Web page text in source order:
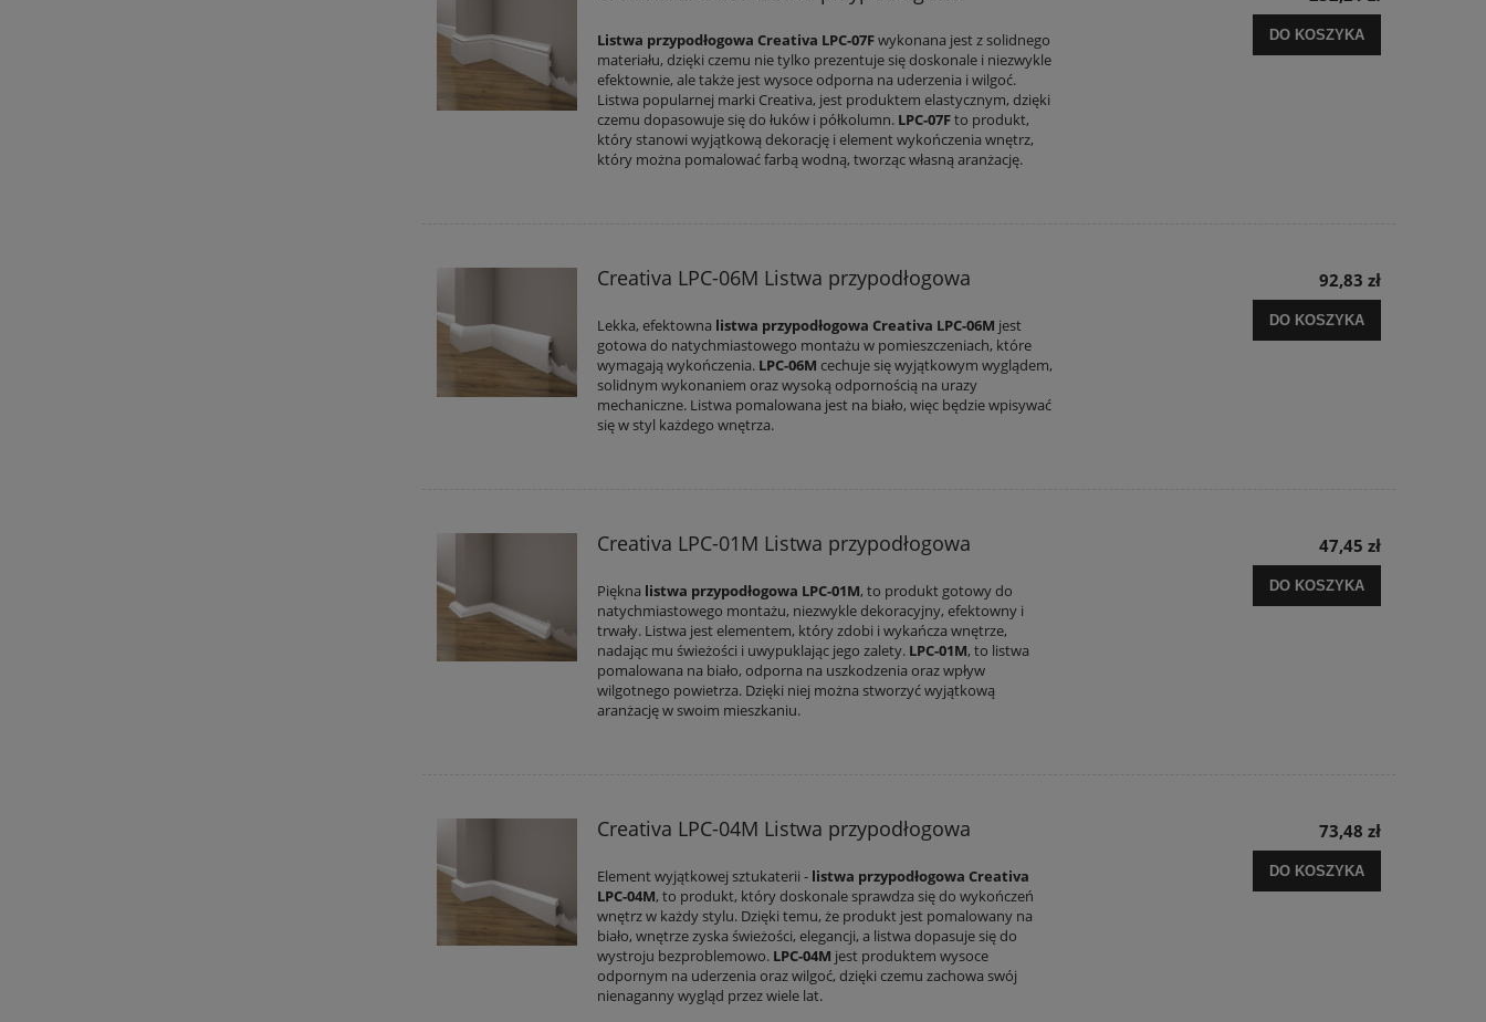
Listwa przypodłogowa Creativa LPC-07Fwykonana jest z solidnego
materiału, dzięki czemu nie tylko prezentuje się doskonale i niezwykle
efektownie, ale także jest wysoce odporna na uderzenia i wilgoć.
Listwa popularnej marki Creativa, jest produktem elastycznym, dzięki
czemu dopasowuje się do łuków i półkolumn. LPC-07Fto produkt,
który stanowi wyjątkową dekorację i element wykończenia wnętrz,
który można pomalować farbą wodną, tworząc własną aranżację.
DO KOSZYKA
Creativa LPC-06M Listwa przypodłogowa
Lekka, efektowna listwa przypodłogowa Creativa LPC-06M jest
gotowa do natychmiastowego montażu w pomieszczeniach, które
wymagają wykończenia. LPC-06M cechuje się wyjątkowym wyglądem,
solidnym wykonaniem oraz wysoką odpornością na urazy
mechaniczne. Listwa pomalowana jest na biało, więc będzie wpisywać
się w styl każdego wnętrza.
92,83 zł
DO KOSZYKA
Creativa LPC-01M Listwa przypodłogowa
Piękna listwa przypodłogowa LPC-01M, to produkt gotowy do
natychmiastowego montażu, niezwykle dekoracyjny, efektowny i
trwały. Listwa jest elementem, który zdobi i wykańcza wnętrze,
nadając mu świeżości i uwypuklając jego zalety. LPC-01M, to listwa
pomalowana na biało, odporna na uszkodzenia oraz wpływ
wilgotnego powietrza. Dzięki niej można stworzyć wyjątkową
aranżację w swoim mieszkaniu.
47,45 zł
DO KOSZYKA
Creativa LPC-04M Listwa przypodłogowa
Element wyjątkowej sztukaterii - listwa przypodłogowa Creativa
LPC-04M, to produkt, który doskonale sprawdza się do wykończeń
wnętrz w każdy stylu. Dzięki temu, że produkt jest pomalowany na
biało, wnętrze zyska świeżości, elegancji, a listwa dopasuje się do
wystroju bezproblemowo. LPC-04M jest produktem wysoce
odpornym na uderzenia oraz wilgoć, dzięki czemu zachowa swój
nienaganny wygląd przez wiele lat.
73,48 zł
DO KOSZYKA